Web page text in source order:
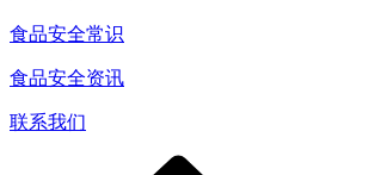
食品安全常识
食品安全资讯
联系我们